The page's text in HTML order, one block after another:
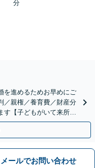
分
を進めるためお早めにご
／親権／養育費／財産分
す【子どもがいて来所が
割払い可】
メールでお問い合わせ